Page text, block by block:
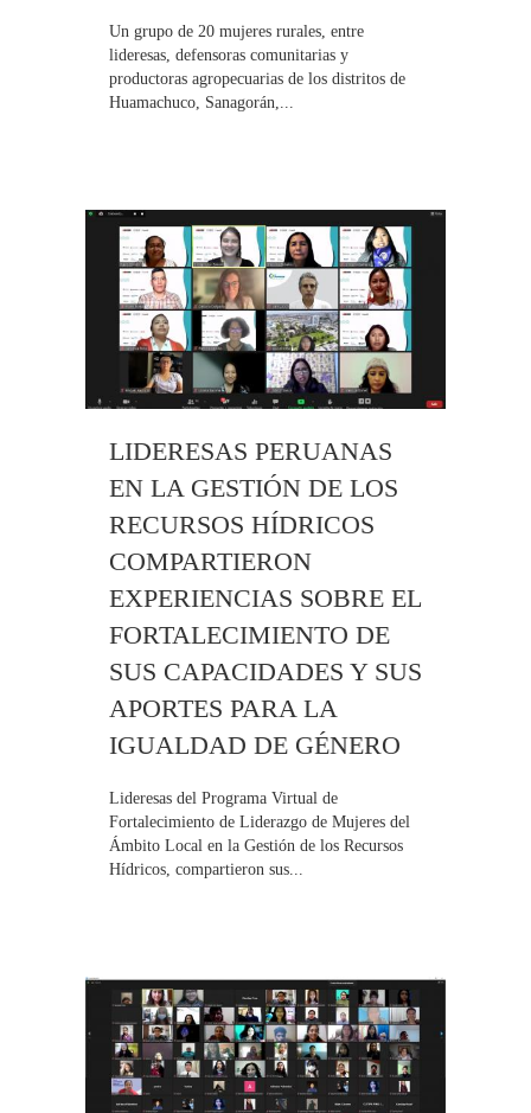
Un grupo de 20 mujeres rurales, entre
lideresas, defensoras comunitarias y
productoras agropecuarias de los distritos de
Huamachuco, Sanagorán,...
LIDERESAS PERUANAS
EN LA GESTIÓN DE LOS
RECURSOS HÍDRICOS
COMPARTIERON
EXPERIENCIAS SOBRE EL
FORTALECIMIENTO DE
SUS CAPACIDADES Y SUS
APORTES PARA LA
IGUALDAD DE GÉNERO
Lideresas del Programa Virtual de
Fortalecimiento de Liderazgo de Mujeres del
Ámbito Local en la Gestión de los Recursos
Hídricos, compartieron sus...